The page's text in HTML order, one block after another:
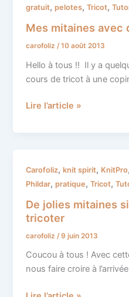
gratuit,pelotes,Tricot,
Mes mitaines avec
carofoliz /10 août 2013
Hello à tous !! Il y a
cours de tricot à une
mitaines
des
petits
hiboux
Lire l’article »
Carofoliz,knit spirit, KnitPro,
Phildar,pratique,Tricot,
De jolies mitaines
tricoter
carofoliz /9 juin 2013
Coucou à tous ! Avec
nous faire croire à
De
jolies
simples
et
rapides
à
tricoter